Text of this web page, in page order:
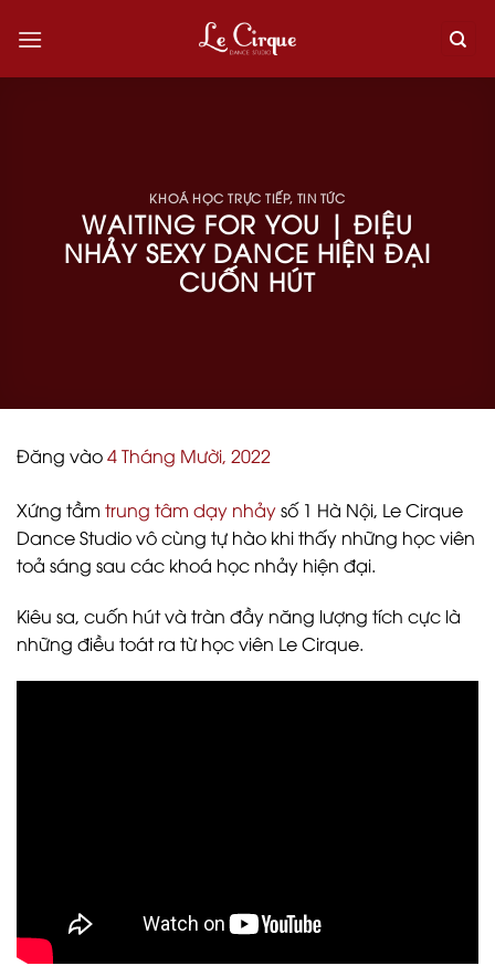
KHOÁ HỌC TRỰC TIẾP, TIN TỨC
WAITING FOR YOU | ĐIỆU
NHẢY SEXY DANCE HIỆN ĐẠI
CUỐN HÚT
Đăng vào4 Tháng Mười, 2022
Xứng tầm trung tâm dạy nhảysố 1 Hà Nội, Le Cirque
Dance Studio vô cùng tự hào khi thấy những học viên
toả sáng sau các khoá học nhảy hiện đại.
Kiêu sa, cuốn hút và tràn đầy năng lượng tích cực là
những điều toát ra từ học viên Le Cirque.